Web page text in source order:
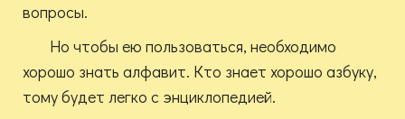
вопросы.
Но чтобы ею пользоваться, необходимо
хорошо знать алфавит. Кто знает хорошо азбуку,
тому будет легко с энциклопедией.